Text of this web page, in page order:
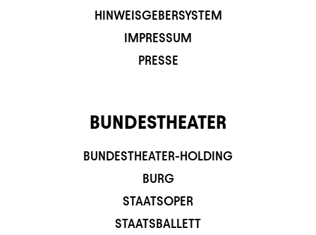
HINWEISGEBERSYSTEM
IMPRESSUM
PRESSE
BUNDESTHEATER
BUNDESTHEATER-HOLDING
BURG
STAATSOPER
STAATSBALLETT